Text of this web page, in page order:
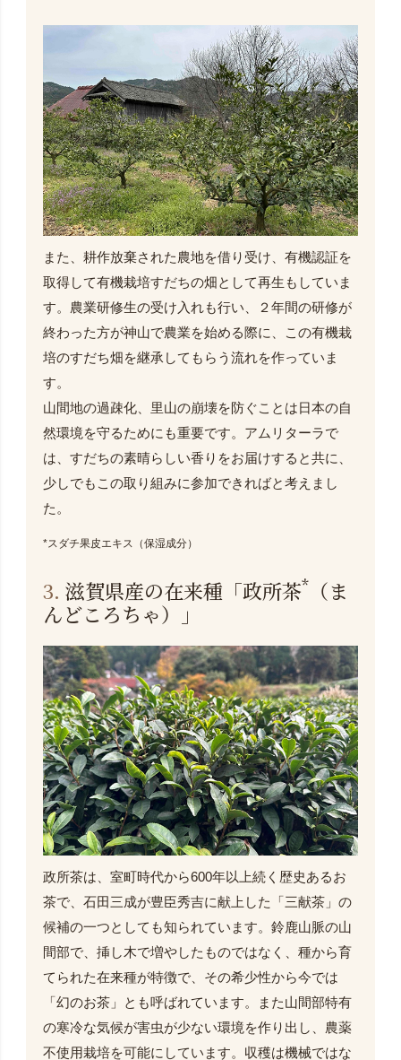
また、耕作放棄された農地を借り受け、有機認証を
取得して有機栽培すだちの畑として再生もしていま
す。農業研修生の受け入れも行い、２年間の研修が
終わった方が神山で農業を始める際に、この有機栽
培のすだち畑を継承してもらう流れを作っていま
す。
山間地の過疎化、里山の崩壊を防ぐことは日本の自
然環境を守るためにも重要です。アムリターラで
は、すだちの素晴らしい香りをお届けすると共に、
少しでもこの取り組みに参加できればと考えまし
た。
*スダチ果皮エキス（保湿成分）
3. 滋賀県産の在来種「政所茶* （ま
んどころちゃ）」
政所茶は、室町時代から600年以上続く歴史あるお
茶で、石田三成が豊臣秀吉に献上した「三献茶」の
候補の一つとしても知られています。鈴鹿山脈の山
間部で、挿し木で増やしたものではなく、種から育
てられた在来種が特徴で、その希少性から今では
「幻のお茶」とも呼ばれています。また山間部特有
の寒冷な気候が害虫が少ない環境を作り出し、農薬
不使用栽培を可能にしています。収穫は機械ではな